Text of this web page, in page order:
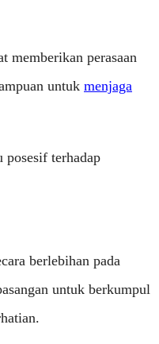
memberikan perasaan
untuk menjaga
terhadap
berlebihan pada
untuk berkumpul